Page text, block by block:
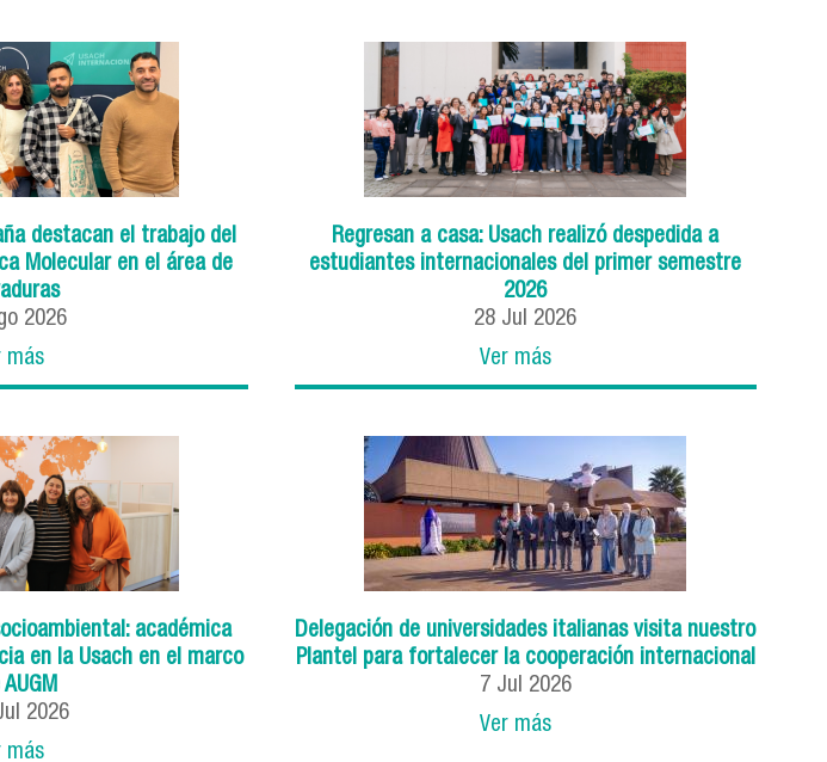
destacan el trabajo del
Molecular en el área de
2026
más
Regresan a casa: Usach realizó despedida a
estudiantes internacionales del primer semestre
2026
28 Jul 2026
Ver más
académica
en la Usach en el marco
2026
más
Delegación de universidades italianas visita nuestro
Plantel para fortalecer la cooperación internacional
7 Jul 2026
Ver más